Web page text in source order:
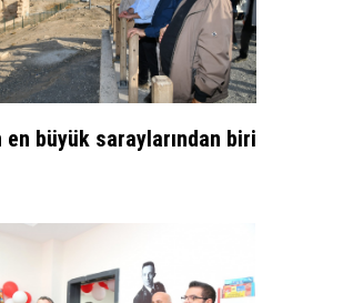
en büyük saraylarından biri